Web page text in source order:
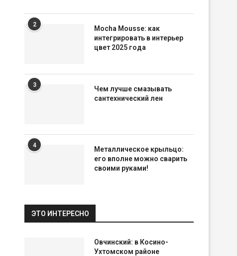
2
Mocha Mousse: как
интегрировать в интерьер
цвет 2025 года
3
Чем лучше смазывать
сантехнический лен
4
Металлическое крыльцо:
его вполне можно сварить
своими руками!
ЭТО ИНТЕРЕСНО
Овчинский: в Косино-
Ухтомском районе